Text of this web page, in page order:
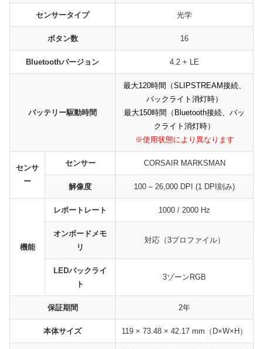
センサータイプ 光学
ボタン数 16
Bluetoothバージョン 4.2 + LE
バッテリー駆動時間
最大120時間（SLIPSTREAM接続、
バックライト消灯時）
最大150時間（Bluetooth接続、バッ
クライト消灯時）
※使用状態により異なります
センサ
ー
センサー CORSAIR MARKSMAN
解像度 100 – 26,000 DPI (1 DPI刻み)
機能
レポートレート 1000 / 2000 Hz
オンボードメモ
リ
対応（3プロファイル）
LEDバックライ
ト
3ゾーンRGB
保証期間 2年
本体サイズ 119 × 73.48 × 42.17 mm（D×W×H）